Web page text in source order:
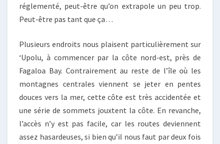
réglementé, peut-être qu’on extrapole un peu trop.
Peut-être pas tant que ça…
Plusieurs endroits nous plaisent particulièrement sur
‘Upolu, à commencer par la côte nord-est, près de
Fagaloa Bay. Contrairement au reste de l’île où les
montagnes centrales viennent se jeter en pentes
douces vers la mer, cette côte est très accidentée et
une série de sommets jouxtent la côte. En revanche,
l’accès n’y est pas facile, car les routes deviennent
assez hasardeuses, si bien qu’il nous faut par deux fois